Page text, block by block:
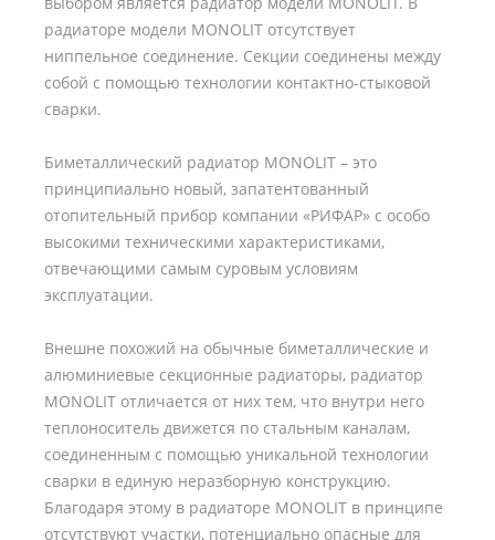
радиаторе модели MONOLIT отсутствует
ниппельное соединение. Секции соединены между
собой с помощью технологии контактно-стыковой
сварки.
Биметаллический радиатор MONOLIT – это
принципиально новый, запатентованный
отопительный прибор компании «РИФАР» с особо
высокими техническими характеристиками,
отвечающими самым суровым условиям
эксплуатации.
Внешне похожий на обычные биметаллические и
алюминиевые секционные радиаторы, радиатор
MONOLIT отличается от них тем, что внутри него
теплоноситель движется по стальным каналам,
соединенным с помощью уникальной технологии
сварки в единую неразборную конструкцию.
Благодаря этому в радиаторе MONOLIT в принципе
отсутствуют участки, потенциально опасные для